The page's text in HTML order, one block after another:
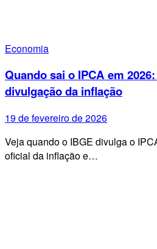
Economia
Quando sai o IPCA em
divulgação da inflação
19 de fevereiro de 2026
Veja quando o IBGE divulga o
oficial da inflação e…